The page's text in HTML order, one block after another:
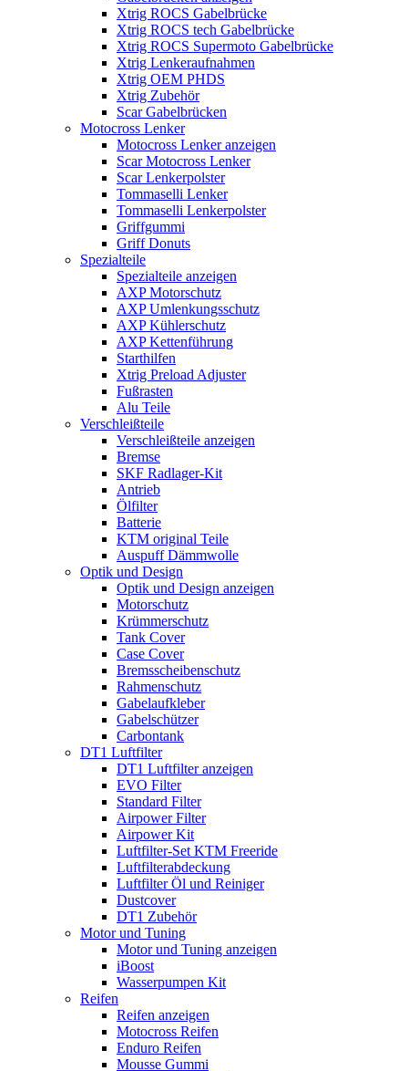
Xtrig ROCS Gabelbrücke
Xtrig ROCS tech Gabelbrücke
Xtrig ROCS Supermoto Gabelbrücke
Xtrig Lenkeraufnahmen
Xtrig OEM PHDS
Xtrig Zubehör
Scar Gabelbrücken
Motocross Lenker
Motocross Lenker anzeigen
Scar Motocross Lenker
Scar Lenkerpolster
Tommaselli Lenker
Tommaselli Lenkerpolster
Griffgummi
Griff Donuts
Spezialteile
Spezialteile anzeigen
AXP Motorschutz
AXP Umlenkungsschutz
AXP Kühlerschutz
AXP Kettenführung
Starthilfen
Xtrig Preload Adjuster
Fußrasten
Alu Teile
Verschleißteile
Verschleißteile anzeigen
Bremse
SKF Radlager-Kit
Antrieb
Ölfilter
Batterie
KTM original Teile
Auspuff Dämmwolle
Optik und Design
Optik und Design anzeigen
Motorschutz
Krümmerschutz
Tank Cover
Case Cover
Bremsscheibenschutz
Rahmenschutz
Gabelaufkleber
Gabelschützer
Carbontank
DT1 Luftfilter
DT1 Luftfilter anzeigen
EVO Filter
Standard Filter
Airpower Filter
Airpower Kit
Luftfilter-Set KTM Freeride
Luftfilterabdeckung
Luftfilter Öl und Reiniger
Dustcover
DT1 Zubehör
Motor und Tuning
Motor und Tuning anzeigen
iBoost
Wasserpumpen Kit
Reifen
Reifen anzeigen
Motocross Reifen
Enduro Reifen
Mousse Gummi